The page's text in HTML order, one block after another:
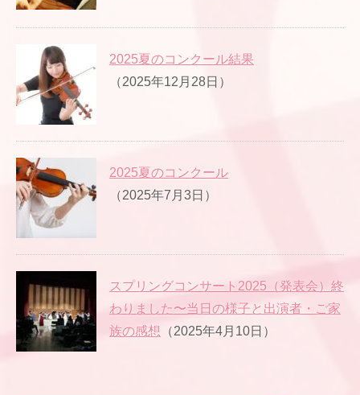
2025夏のコンクール結果
（2025年12月28日）
2025夏のコンクール
（2025年7月3日）
スプリングコンサート2025（発表会）終
わりました〜当日の様子と出演者・ご家
族の感想 （2025年4月10日）